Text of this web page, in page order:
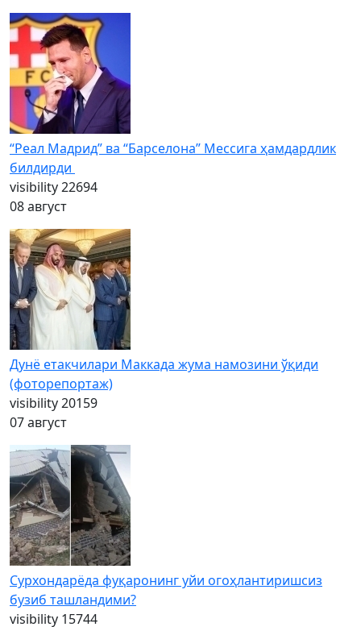
“Реал Мадрид” ва “Барселона” Мессига ҳамдардлик
билдирди
visibility22694
08 август
Дунё етакчилари Маккада жума намозини ўқиди
(фоторепортаж)
visibility20159
07 август
Сурхондарёда фуқаронинг уйи огоҳлантиришсиз
бузиб ташландими?
visibility 15744